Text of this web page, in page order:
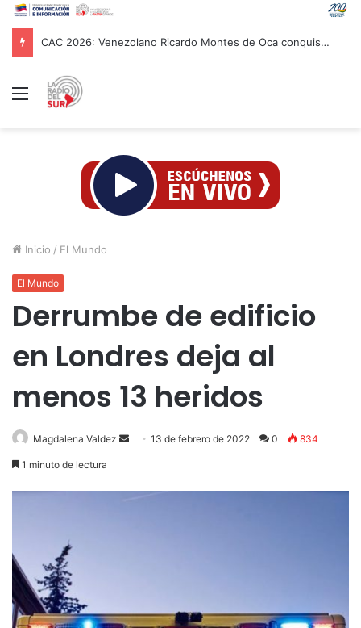
CAC 2026: Venezolano Ricardo Montes de Oca conquista Oro en salto con pértiga
Menú
Inicio / El Mundo
El Mundo
Derrumbe de edificio
en Londres deja al
menos 13 heridos
Magdalena Valdez
Send13 de febrero de 2022 0 834
1 minuto de lectura